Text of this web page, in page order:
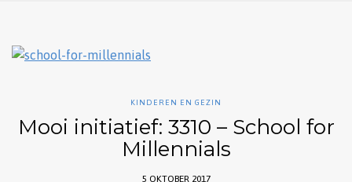
KINDEREN EN GEZIN
Mooi initiatief: 3310 – School for
Millennials
5 OKTOBER 2017